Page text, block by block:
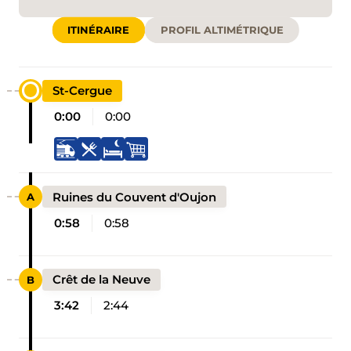
ITINÉRAIRE PROFIL ALTIMÉTRIQUE
St-Cergue
0:00
0:00
Ruines du Couvent d'Oujon
0:58
0:58
Crêt de la Neuve
3:42
2:44